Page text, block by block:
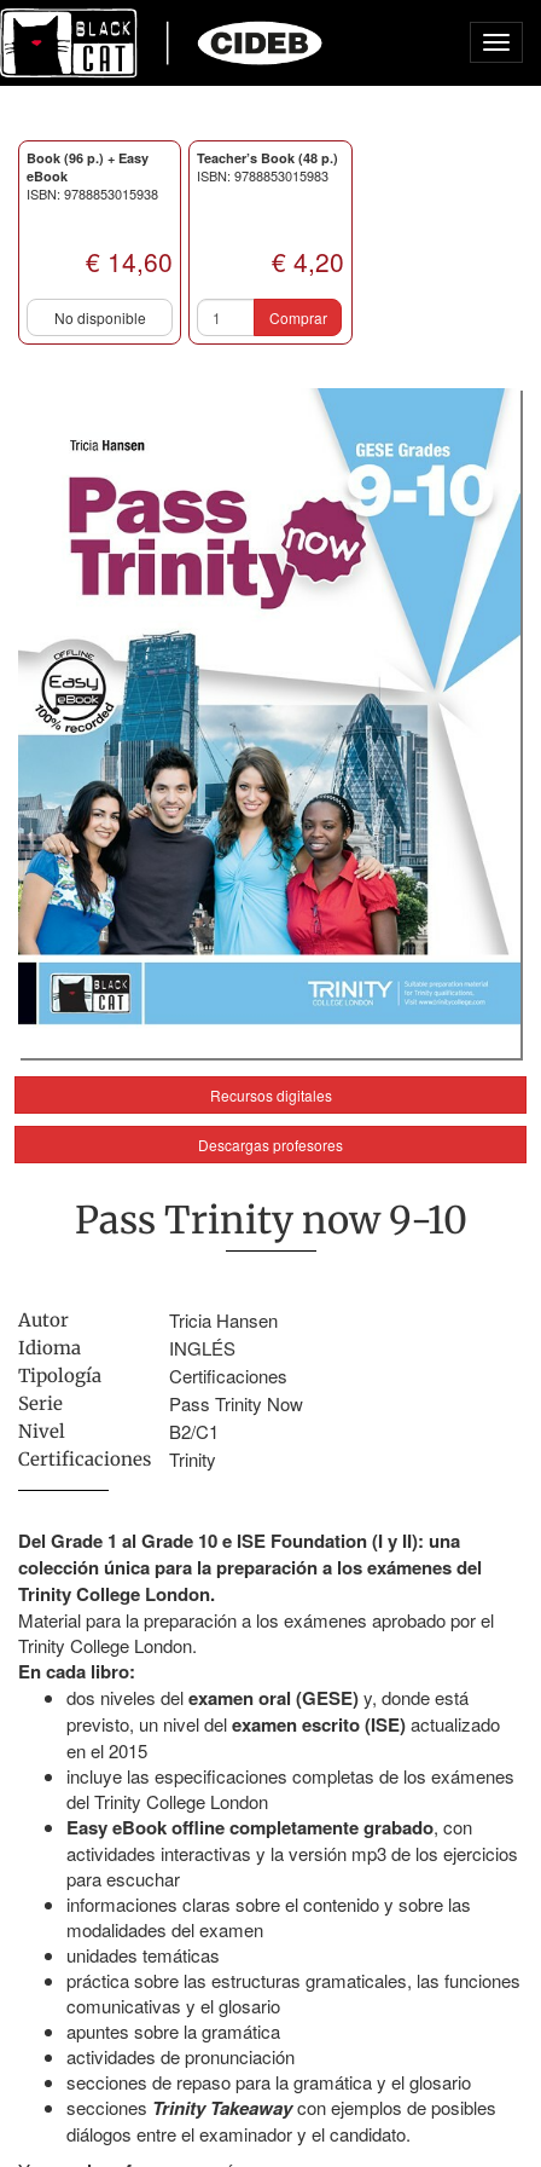
Book (96 p.) + Easy
eBook
ISBN: 9788853015938
€ 14,60
No disponible
Teacher’s Book (48 p.)
ISBN: 9788853015983
€ 4,20
Comprar
Recursos digitales
Descargas profesores
Pass Trinity now 9-10
Autor Tricia Hansen
Idioma INGLÉS
Tipología Certificaciones
Serie Pass Trinity Now
Nivel B2/C1
Certificaciones Trinity
Del Grade 1 al Grade 10 e ISE Foundation (I y II): una
colección única para la preparación a los exámenes del
Trinity College London.
Material para la preparación a los exámenes aprobado por el
Trinity College London.
En cada libro:
dos niveles delexamen oral (GESE)y, donde está
previsto, un nivel delexamen escrito (ISE)actualizado
en el 2015
incluye las especificaciones completas de los exámenes
del Trinity College London
Easy eBook offline completamente grabado, con
actividades interactivas y la versión mp3 de los ejercicios
para escuchar
informaciones claras sobre el contenido y sobre las
modalidades del examen
unidades temáticas
práctica sobre las estructuras gramaticales, las funciones
comunicativas y el glosario
apuntes sobre la gramática
actividades de pronunciación
secciones de repaso para la gramática y el glosario
secciones Trinity Takeawaycon ejemplos de posibles
diálogos entre el examinador y el candidato.